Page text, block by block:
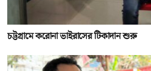
চট্টগ্রামে করোনা ভাইরাসের টিকাদান শুরু